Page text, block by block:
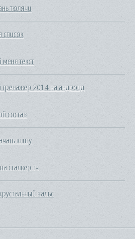
тюлячи
список
меня текст
тренажер 2014 на андроид
состав
книгу
сталкер тч
вальс